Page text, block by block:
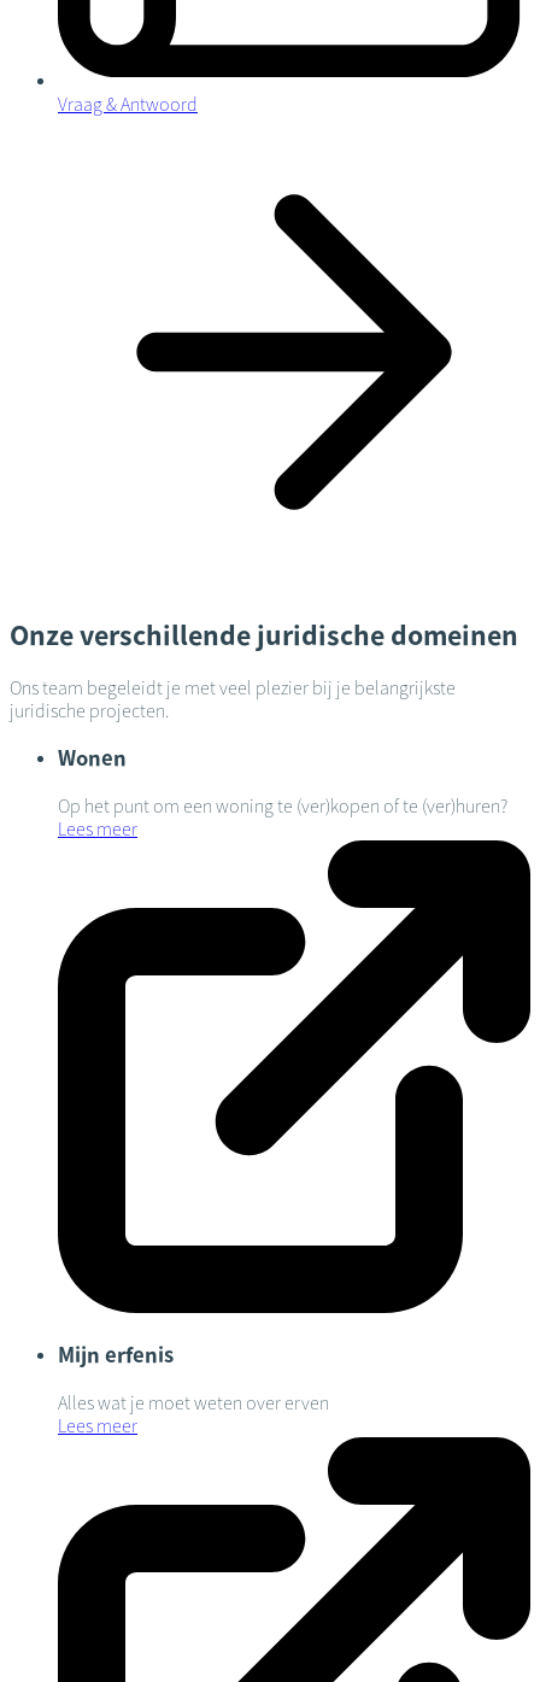
Vraag & Antwoord
Onze verschillende juridische domeinen
Ons team begeleidt je met veel plezier bij je belangrijkste
juridische projecten.
Wonen
Op het punt om een woning te (ver)kopen of te (ver)huren?
Lees meer
Mijn erfenis
Alles wat je moet weten over erven
Lees meer